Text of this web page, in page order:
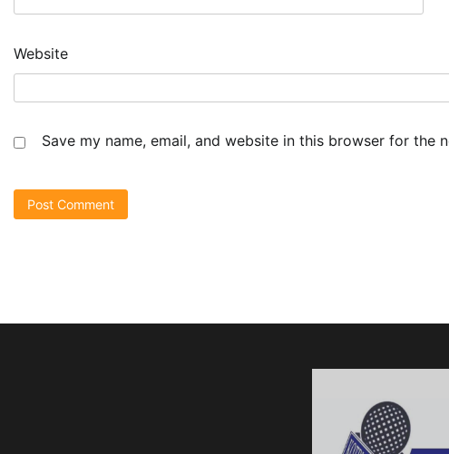
Website
Save my name, email, and website in this browser for the